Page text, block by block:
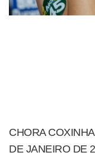
CHORA
DE JANEIRO DE